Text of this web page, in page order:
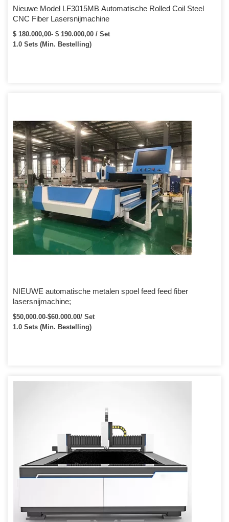
Nieuwe Model LF3015MB Automatische Rolled Coil Steel
CNC Fiber Lasersnijmachine
$ 180.000,00- $ 190.000,00 / Set
1.0 Sets (Min. Bestelling)
NIEUWE automatische metalen spoel feed feed fiber
lasersnijmachine;
$50,000.00-$60.000.00/ Set
1.0 Sets (Min. Bestelling)